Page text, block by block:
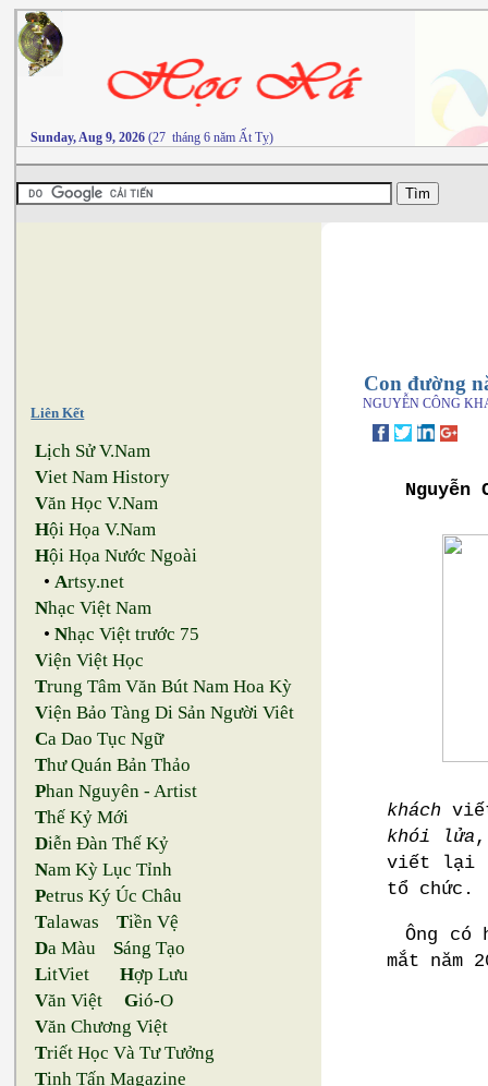
Sunday, Aug 9, 2026 (27 tháng 6 năm Ất Tỵ)
Liên Kết
Lịch Sử V.Nam
Viet Nam History
Văn Học V.Nam
Hội Họa V.Nam
Hội Họa Nước Ngoài
•Artsy.net
Nhạc Việt Nam
•Nhạc Việt trước 75
Viện Việt Học
Trung Tâm Văn Bút Nam Hoa Kỳ
Viện Bảo Tàng Di Sản Người Viêt
Ca Dao Tục Ngữ
Thư Quán Bản Thảo
Phan Nguyên - Artist
Thế Kỷ Mới
Diễn Đàn Thế Kỷ
Nam Kỳ Lục Tỉnh
Petrus Ký Úc Châu
Talawas Tiền Vệ
Da Màu Sáng Tạo
LitViet Hợp Lưu
Văn Việt Gió-O
Văn Chương Việt
Triết Học Và Tư Tưởng
Tinh Tấn Magazine
Con đường
NGUYỄN CÔNG
Nguyễn
khách
khói lửa
viết lại
tổ chức.
Ông
mắt năm